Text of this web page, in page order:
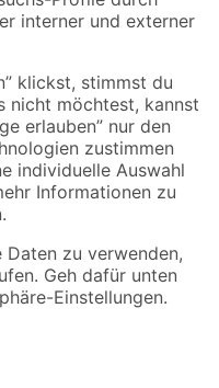
Angebote sind unter
Verfügbarkeiten beziehen
Artikel mit Speditionsversand, hier